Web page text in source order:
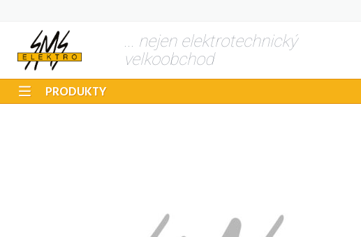
... nejen elektrotechnický
velkoobchod
PRODUKTY